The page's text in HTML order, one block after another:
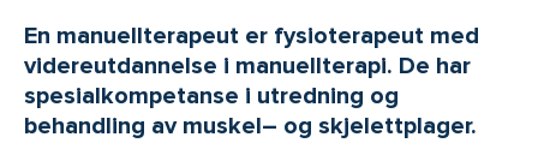
En manuellterapeut er fysioterapeut med
videreutdannelse i manuellterapi. De har
spesialkompetanse i utredning og
behandling av muskel– og skjelettplager.